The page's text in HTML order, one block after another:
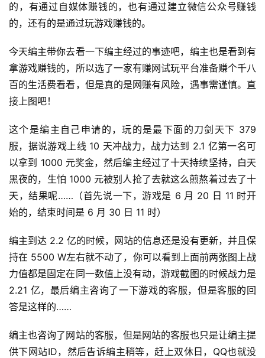
首
页
网
上
兼
职
手
兼
职
在
家
职
的，有通过自媒体赚钱的，也有通过建立微信公众号赚钱
的，还有的是通过玩游戏赚钱的。
今天编主带你去看一下编主经过的事迹吧，编主也是看到有
拿游戏赚钱的，所以选了一家有赚网试玩平台准备赚个千八
百的生活费看看，但是真的是网赚有风险，遇事需谨慎。直
接上图吧！
这个是编主自己申请的，玩的是最下面的刀剑天下 379
服，据说游戏上线 10 天冲战力，战力达到 2.1 亿第一名可
以拿到 1000 元奖金，然后编主经过了十天持续坚持，白天
黑夜的，生怕 1000 元被别人抢了去就这么煎熬着过去了十
天，结果呢……（首先说一下，游戏是 6 月 20 日 11 时开
始的，结束时间是 6 月 30 日 11 时）
编主到达 2.2 亿的时候，网站的信息还是没有更新，并且保
持在 5500 W左右就不动了，你可以看到上面前两张图上战
力值都是固定在同一数值上没有动，游戏截图的时候战力是
2.21 亿，最后编主咨询了一下游戏的客服，但是客服的回
答是这样的……
编主也咨询了网站的客服，但是网站的客服也只是让编主提
供下网站ID，然后告诉编主稍等，赶上双休日，QQ也就没